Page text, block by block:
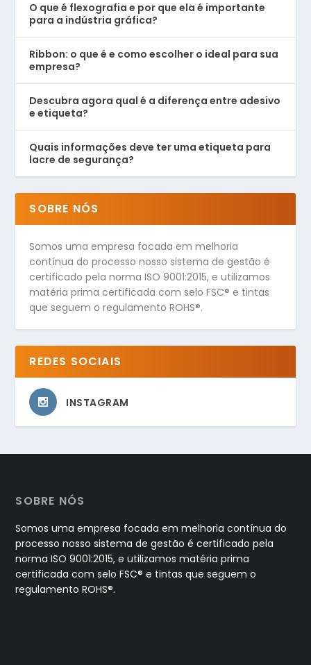
O que é flexografia e por que ela é importante
para a indústria gráfica?
Ribbon: o que é e como escolher o ideal para sua
empresa?
Descubra agora qual é a diferença entre adesivo
e etiqueta?
Quais informações deve ter uma etiqueta para
lacre de segurança?
SOBRE NÓS
Somos uma empresa focada em melhoria
contínua do processo nosso sistema de gestão é
certificado pela norma ISO 9001:2015, e utilizamos
matéria prima certificada com selo FSC® e tintas
que seguem o regulamento ROHS®.
REDES SOCIAIS
INSTAGRAM
SOBRE NÓS
Somos uma empresa focada em melhoria contínua do
processo nosso sistema de gestão é certificado pela
norma ISO 9001:2015, e utilizamos matéria prima
certificada com selo FSC® e tintas que seguem o
regulamento ROHS®.